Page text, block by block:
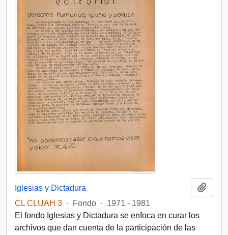
Iglesias y Dictadura
CL CLUAH 3 · Fondo · 1971 - 1981
El fondo Iglesias y Dictadura se enfoca en curar los
archivos que dan cuenta de la participación de las